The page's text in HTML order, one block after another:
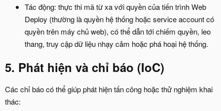
Tác động: thực thi mã từ xa với quyền của tiến trình Web
Deploy (thường là quyền hệ thống hoặc service account có
quyền trên máy chủ web), có thể dẫn tới chiếm quyền, leo
thang, truy cập dữ liệu nhạy cảm hoặc phá hoại hệ thống.
5. Phát hiện và chỉ báo (IoC)​
Các chỉ báo có thể giúp phát hiện tấn công hoặc thử nghiệm khai
thác: